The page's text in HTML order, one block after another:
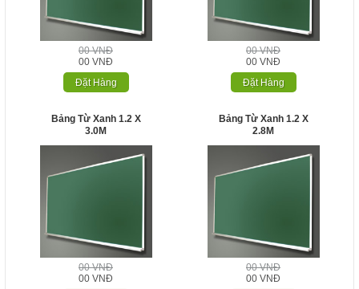
00 VNĐ
00 VNĐ
Đặt Hàng
00 VNĐ
00 VNĐ
Đặt Hàng
Bảng Từ Xanh 1.2 X
3.0M
00 VNĐ
00 VNĐ
Bảng Từ Xanh 1.2 X
2.8M
00 VNĐ
00 VNĐ